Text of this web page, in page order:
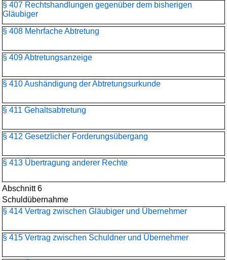
§ 407 Rechtshandlungen gegenüber dem bisherigen
Gläubiger
§ 408 Mehrfache Abtretung
§ 409 Abtretungsanzeige
§ 410 Aushändigung der Abtretungsurkunde
§ 411 Gehaltsabtretung
§ 412 Gesetzlicher Forderungsübergang
§ 413 Übertragung anderer Rechte
Abschnitt 6
Schuldübernahme
§ 414 Vertrag zwischen Gläubiger und Übernehmer
§ 415 Vertrag zwischen Schuldner und Übernehmer